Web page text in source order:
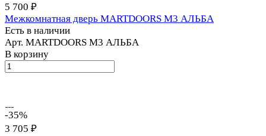
5 700 ₽
Межкомнатная дверь MARTDOORS M3 АЛЬБА
Есть в наличии
Арт. MARTDOORS M3 АЛЬБА
В корзину
-35%
3 705 ₽